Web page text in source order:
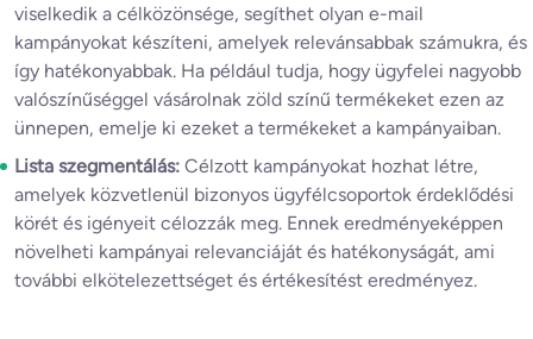
viselkedik a célközönsége, segíthet olyan e-mail
kampányokat készíteni, amelyek relevánsabbak számukra, és
így hatékonyabbak. Ha például tudja, hogy ügyfelei nagyobb
valószínűséggel vásárolnak zöld színű termékeket ezen az
ünnepen, emelje ki ezeket a termékeket a kampányaiban.
Lista szegmentálás: Célzott kampányokat hozhat létre,
amelyek közvetlenül bizonyos ügyfélcsoportok érdeklődési
körét és igényeit célozzák meg. Ennek eredményeképpen
növelheti kampányai relevanciáját és hatékonyságát, ami
további elkötelezettséget és értékesítést eredményez.